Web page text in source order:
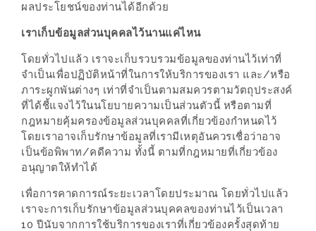
GIFTCODE!
ลายแทง
ความ
อร่อย
ทั่ว
เชียงใหม่
ลุ้น
บัตร
รับ
ประทาน
ผลประโยชน์ของท่านได้อีกด้วย
เราเก็บข้อมูลส่วนบุคคลไว้นานแค่ไหน
โดยทั่วไปแล้ว เราจะเก็บรวบรวมข้อมูลของท่านไว้เท่าที่
จำเป็นเพื่อปฏิบัติหน้าที่ในการให้บริการของเรา และ/หรือ
ภาระผูกพันต่างๆ เท่าที่จำเป็นตามสมควรตามวัตถุประสงค์
ที่ได้ชี้แจงไว้ในนโยบายความเป็นส่วนตัวนี้ หรือตามที่
กฎหมายคุ้มครองข้อมูลส่วนบุคคลที่เกี่ยวข้องกำหนดไว้
โดยเราอาจเก็บรักษาข้อมูลที่เรามีเหตุอันควรเชื่อว่าอาจ
เป็นข้อพิพาท/คดีความ ทั้งนี้ ตามที่กฎหมายที่เกี่ยวข้อง
อนุญาตให้ทำได้
เพื่อการคาดการณ์ระยะเวลาโดยประมาณ โดยทั่วไปแล้ว
เราจะการเก็บรักษาข้อมูลส่วนบุคคลของท่านไว้เป็นเวลา
10 ปีนับจากการใช้บริการของเราที่เกี่ยวข้องครั้งสุดท้าย